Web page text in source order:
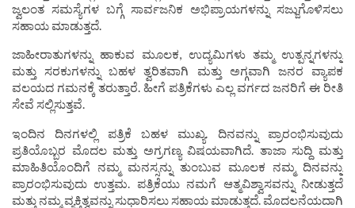
ಜ್ವಲಂತ ಸಮಸ್ಯೆಗಳ ಬಗ್ಗೆ ಸಾರ್ವಜನಿಕ ಅಭಿಪ್ರಾಯಗಳನ್ನು ಸಜ್ಜುಗೊಳಿಸಲು
ಸಹಾಯ ಮಾಡುತ್ತದೆ.
ಜಾಹೀರಾತುಗಳನ್ನು ಹಾಕುವ ಮೂಲಕ, ಉದ್ಯಮಿಗಳು ತಮ್ಮ ಉತ್ಪನ್ನಗಳನ್ನು
ಮತ್ತು ಸರಕುಗಳನ್ನು ಬಹಳ ತ್ವರಿತವಾಗಿ ಮತ್ತು ಅಗ್ಗವಾಗಿ ಜನರ ವ್ಯಾಪಕ
ವಲಯದ ಗಮನಕ್ಕೆ ತರುತ್ತಾರೆ. ಹೀಗೆ ಪತ್ರಿಕೆಗಳು ಎಲ್ಲ ವರ್ಗದ ಜನರಿಗೆ ಈ ರೀತಿ
ಸೇವೆ ಸಲ್ಲಿಸುತ್ತವೆ.
ಇಂದಿನ ದಿನಗಳಲ್ಲಿ ಪತ್ರಿಕೆ ಬಹಳ ಮುಖ್ಯ. ದಿನವನ್ನು ಪ್ರಾರಂಭಿಸುವುದು
ಪ್ರತಿಯೊಬ್ಬರ ಮೊದಲ ಮತ್ತು ಅಗ್ರಗಣ್ಯ ವಿಷಯವಾಗಿದೆ. ತಾಜಾ ಸುದ್ದಿ ಮತ್ತು
ಮಾಹಿತಿಯೊಂದಿಗೆ ನಮ್ಮ ಮನಸ್ಸನ್ನು ತುಂಬುವ ಮೂಲಕ ನಮ್ಮ ದಿನವನ್ನು
ಪ್ರಾರಂಭಿಸುವುದು ಉತ್ತಮ. ಪತ್ರಿಕೆಯು ನಮಗೆ ಆತ್ಮವಿಶ್ವಾಸವನ್ನು ನೀಡುತ್ತದೆ
ಮತ್ತು ನಮ್ಮ ವ್ಯಕ್ತಿತ್ವವನ್ನು ಸುಧಾರಿಸಲು ಸಹಾಯ ಮಾಡುತ್ತದೆ. ಮೊದಲನೆಯದಾಗಿ